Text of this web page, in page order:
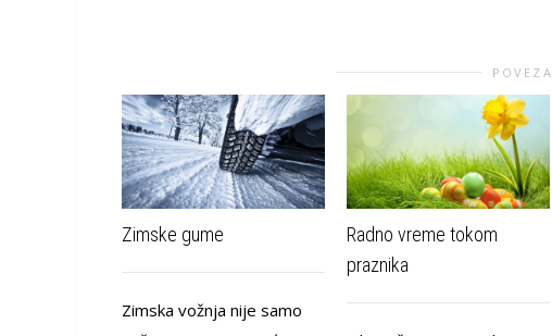
Zimske gume
Zimska vožnja nije samo
Radno vreme tokom
praznika